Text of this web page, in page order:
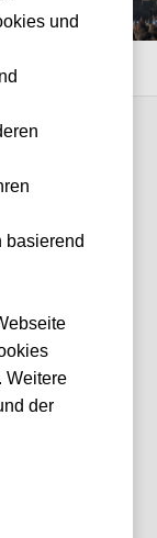
und
basierend
Weitere
der